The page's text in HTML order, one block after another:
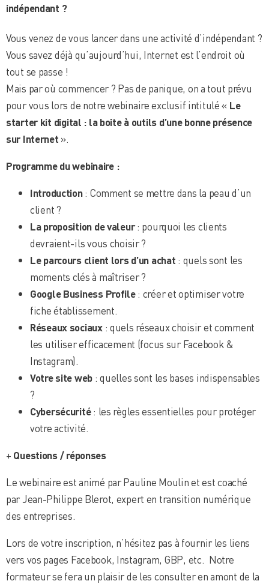
indépendant ?
Vous venez de vous lancer dans une activité d’indépendant ?
Vous savez déjà qu’aujourd’hui, Internet est l’endroit où
tout se passe !
Mais par où commencer ? Pas de panique, on a tout prévu
pour vous lors de notre webinaire exclusif intitulé « Le
starter kit digital : la boite à outils d’une bonne présence
sur Internet ».
Programme du webinaire :
Introduction: Comment se mettre dans la peau d’un
client ?
La proposition de valeur: pourquoi les clients
devraient-ils vous choisir ?
Le parcours client lors d’un achat : quels sont les
moments clés à maîtriser ?
Google Business Profile: créer et optimiser votre
fiche établissement.
Réseaux sociaux: quels réseaux choisir et comment
les utiliser efficacement (focus sur Facebook &
Instagram).
Votre site web : quelles sont les bases indispensables
?
Cybersécurité: les règles essentielles pour protéger
votre activité.
+ Questions / réponses
Le webinaire est animé par Pauline Moulin et est coaché
par Jean-Philippe Blerot, expert en transition numérique
des entreprises.
Lors de votre inscription, n’hésitez pas à fournir les liens
vers vos pages Facebook, Instagram, GBP, etc. Notre
formateur se fera un plaisir de les consulter en amont de la